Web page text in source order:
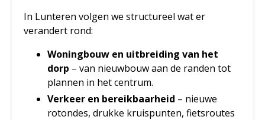
In Lunteren volgen we structureel wat er
verandert rond:
Woningbouw en uitbreiding van het
dorp – van nieuwbouw aan de randen tot
plannen in het centrum.
Verkeer en bereikbaarheid – nieuwe
rotondes, drukke kruispunten, fietsroutes